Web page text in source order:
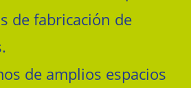
de fabricación de
de amplios espacios